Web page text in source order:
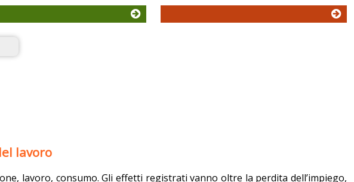
lavoro
lavoro, consumo. Gli effetti registrati vanno oltre la perdita dell’impiego,